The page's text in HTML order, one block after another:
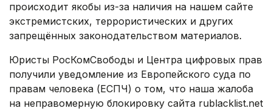
происходит якобы из-за наличия на нашем сайте
экстремистских, террористических и других
запрещённых законодательством материалов.
Юристы РосКомСвободы и Центра цифровых прав
получили уведомление из Европейского суда по
правам человека (ЕСПЧ) о том, что наша жалоба
на неправомерную блокировку сайта rublacklist.net